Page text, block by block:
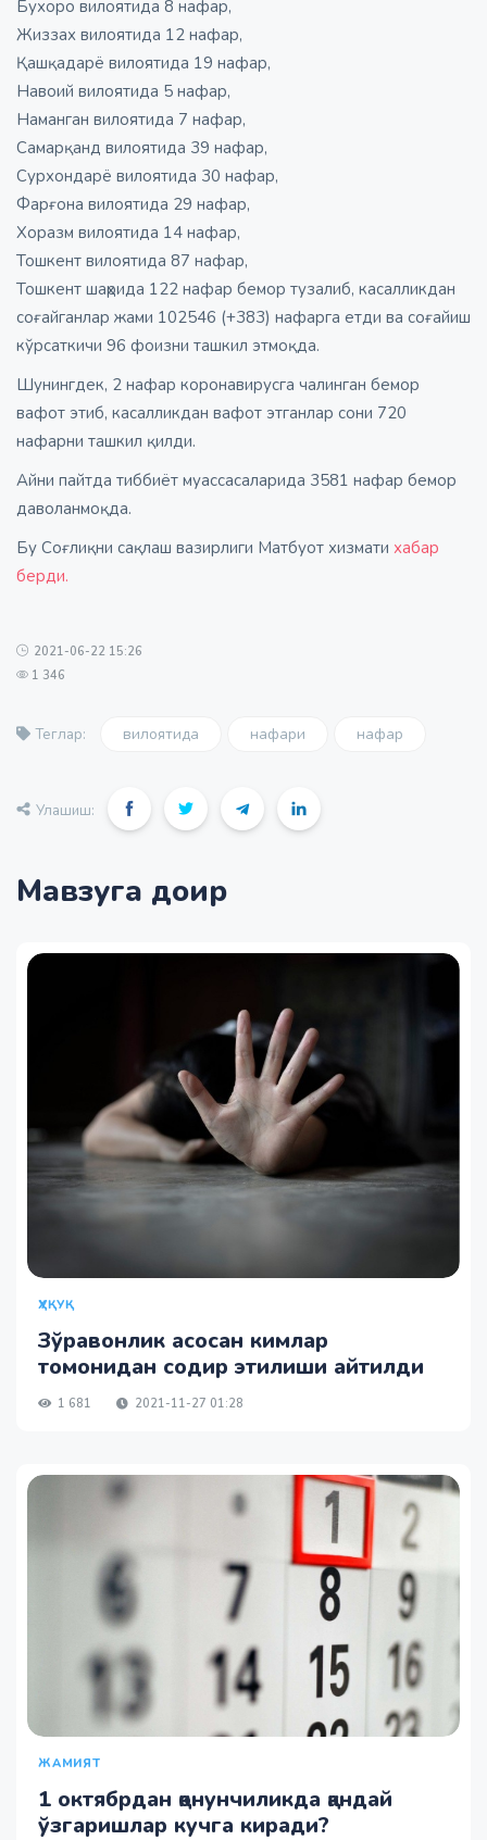
Бухоро вилоятида 8 нафар,
Жиззах вилоятида 12 нафар,
Қашқадарё вилоятида 19 нафар,
Навоий вилоятида 5 нафар,
Наманган вилоятида 7 нафар,
Самарқанд вилоятида 39 нафар,
Сурхондарё вилоятида 30 нафар,
Фарғона вилоятида 29 нафар,
Хоразм вилоятида 14 нафар,
Тошкент вилоятида 87 нафар,
Тошкент шаҳрида 122 нафар бемор тузалиб, касалликдан
соғайганлар жами 102546 (+383) нафарга етди ва соғайиш
кўрсаткичи 96 фоизни ташкил этмоқда.
Шунингдек, 2 нафар коронавирусга чалинган бемор
вафот этиб, касалликдан вафот этганлар сони 720
нафарни ташкил қилди.
Айни пайтда тиббиёт муассасаларида 3581 нафар бемор
даволанмоқда.
Бу Соғлиқни сақлаш вазирлиги Матбуот хизмати хабар
берди.
2021-06-22 15:26
1 346
Теглар: вилоятида нафари нафар
Улашиш:
Мавзуга доир
ҲУҚУҚ
Зўравонлик асосан кимлар
томонидан содир этилиши айтилди
1 681 2021-11-27 01:28
ЖАМИЯТ
1 октябрдан қонунчиликда қандай
ўзгаришлар кучга киради?